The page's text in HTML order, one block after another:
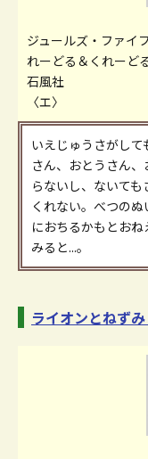
ジュールズ・ファイ
れーどる＆くれーど
石風社
〈エ〉
いえじゅうさがし
さん、おとうさん
らないし、ないて
くれない。べつの
におちるかもとお
みると...。
ライオンとねず